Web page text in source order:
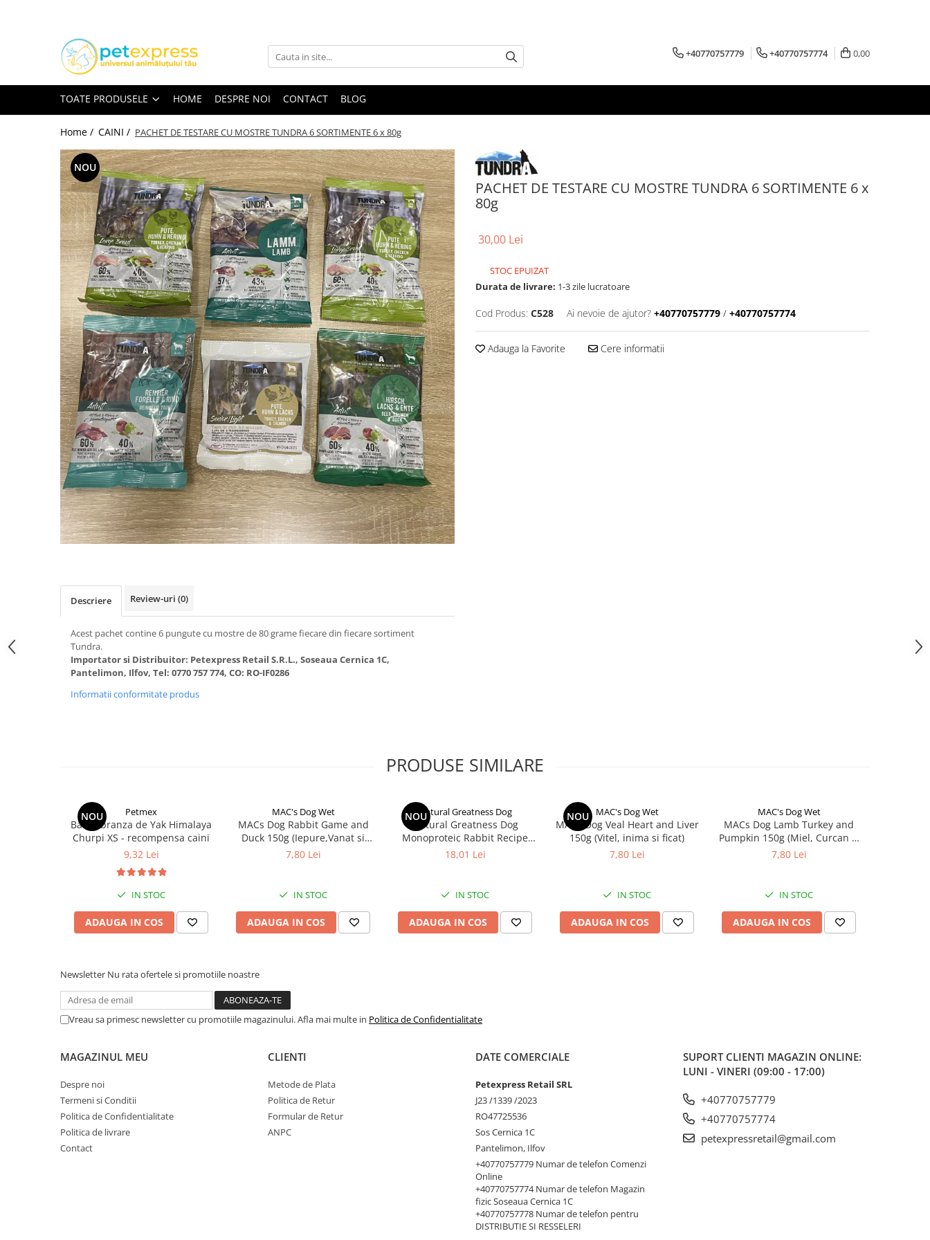
Toate Produsele
Hamuri
HRANA UMEDA
HRANA USCATA
RECOMPENSE
VITAMINE & SUPLIMENTE
HRANA UMEDA
HRANA USCATA
NISIP & ASTERNUT IGIENIC
RECOMPENSE
PASARI EXOTICE
petexpress PLUS+
Promotii si oferte
VANZARE RAPIDA
+40770757779 +40770757774 0,00
TOATE PRODUSELE HOME DESPRE NOI CONTACT BLOG
Home / CAINI / PACHET DE TESTARE CU MOSTRE TUNDRA 6 SORTIMENTE 6 x 80g
PACHET DE TESTARE CU MOSTRE TUNDRA 6 SORTIMENTE 6 x
80g
NOU
30,00 Lei
STOC EPUIZAT
Durata de livrare: 1-3 zile lucratoare
Cod Produs: C528 Ai nevoie de ajutor? +40770757779 / +40770757774
Adauga la Favorite Cere informatii
Descriere Review-uri (0)
Acest pachet contine 6 pungute cu mostre de 80 grame fiecare din fiecare sortiment
Tundra.
Importator si Distribuitor: Petexpress Retail S.R.L., Soseaua Cernica 1C,
Pantelimon, Ilfov, Tel: 0770 757 774, CO: RO-IF0286
Informatii conformitate produs
PRODUSE SIMILARE
NOU Petmex
Baton branza de Yak Himalaya
Churpi XS - recompensa caini
9,32 Lei
IN STOC
ADAUGA IN COS
MAC's Dog Wet
MACs Dog Rabbit Game and
Duck 150g (Iepure,Vanat si
Rata)
7,80 Lei
IN STOC
ADAUGA IN COS
NOUNatural Greatness Dog
Natural Greatness Dog
Monoproteic Rabbit Recipe
400g
18,01 Lei
IN STOC
ADAUGA IN COS
NOU MAC's Dog Wet
MACs Dog Veal Heart and Liver
150g (Vitel, inima si ficat)
7,80 Lei
IN STOC
ADAUGA IN COS
MAC's Dog Wet
MACs Dog Lamb Turkey and
Pumpkin 150g (Miel, Curcan și
Dovleac)
7,80 Lei
IN STOC
ADAUGA IN COS
Newsletter Nu rata ofertele si promotiile noastre
Vreau sa primesc newsletter cu promotiile magazinului. Afla mai multe in Politica de Confidentialitate
MAGAZINUL MEU
Despre noi
Termeni si Conditii
Politica de Confidentialitate
Politica de livrare
Contact
CLIENTI
Metode de Plata
Politica de Retur
Formular de Retur
ANPC
DATE COMERCIALE
Petexpress Retail SRL
J23 /1339 /2023
RO47725536
Sos Cernica 1C
Pantelimon, Ilfov
+40770757779 Numar de telefon Comenzi
Online
+40770757774 Numar de telefon Magazin
fizic Soseaua Cernica 1C
+40770757778 Numar de telefon pentru
DISTRIBUTIE SI RESSELERI
SUPORT CLIENTI MAGAZIN ONLINE:
LUNI - VINERI (09:00 - 17:00)
+40770757779
+40770757774
petexpressretail@gmail.com